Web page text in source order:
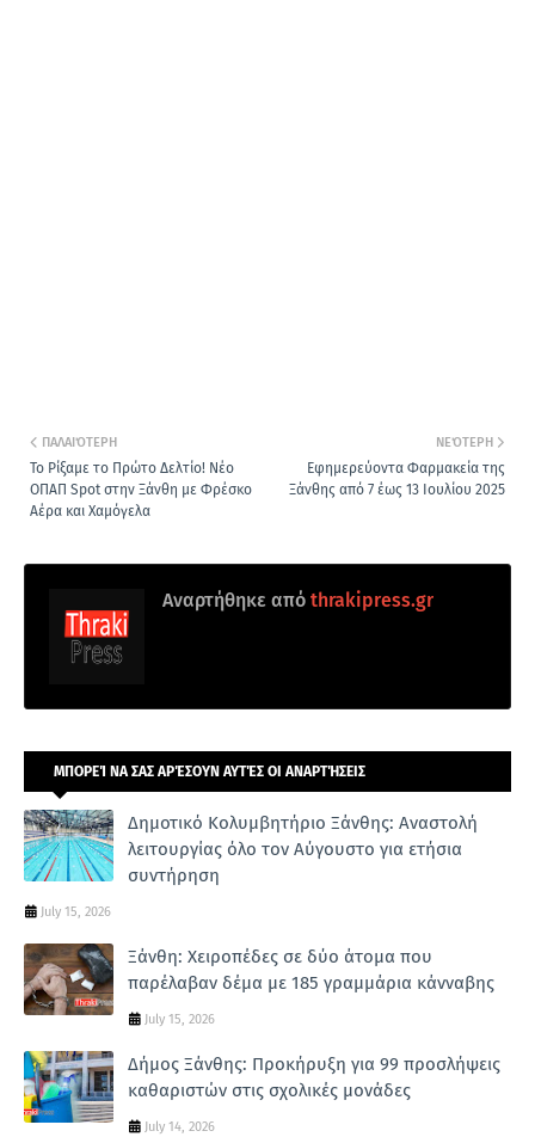
ΝΕΌΤΕΡΗ
Εφημερεύοντα Φαρμακεία της
Ξάνθης από 7 έως 13 Ιουλίου 2025
ΠΑΛΑΙΌΤΕΡΗ
Το Ρίξαμε το Πρώτο Δελτίο! Νέο
ΟΠΑΠ Spot στην Ξάνθη με Φρέσκο
Αέρα και Χαμόγελα
Αναρτήθηκε από thrakipress.gr
ΜΠΟΡΕΊ ΝΑ ΣΑΣ ΑΡΈΣΟΥΝ ΑΥΤΈΣ ΟΙ ΑΝΑΡΤΉΣΕΙΣ
Δημοτικό Κολυμβητήριο Ξάνθης: Αναστολή
λειτουργίας όλο τον Αύγουστο για ετήσια
συντήρηση
July 15, 2026
Ξάνθη: Χειροπέδες σε δύο άτομα που
παρέλαβαν δέμα με 185 γραμμάρια κάνναβης
July 15, 2026
Δήμος Ξάνθης: Προκήρυξη για 99 προσλήψεις
καθαριστών στις σχολικές μονάδες
July 14, 2026